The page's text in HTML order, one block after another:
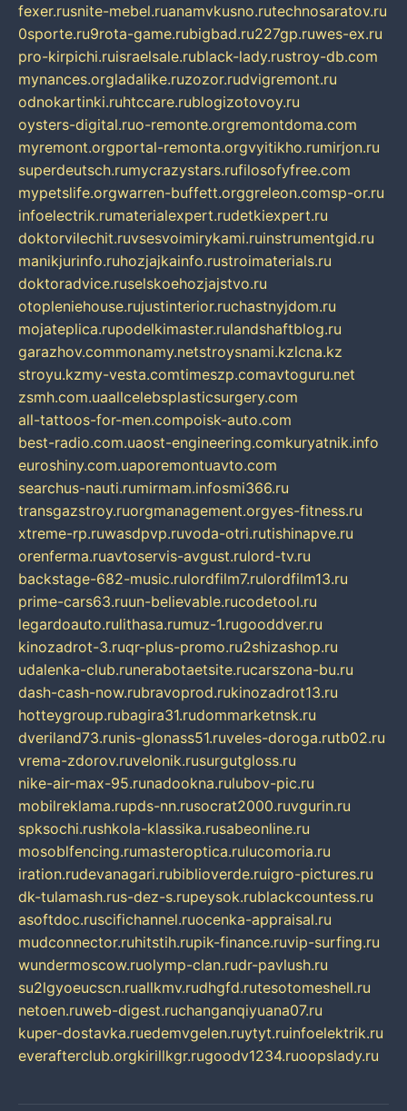
fexer.rusnite-mebel.ruanamvkusno.rutechnosaratov.ru
0sporte.ru9rota-game.rubigbad.ru227gp.ruwes-ex.ru
pro-kirpichi.ruisraelsale.rublack-lady.rustroy-db.com
mynances.orgladalike.ruzozor.rudvigremont.ru
odnokartinki.ruhtccare.rublogizotovoy.ru
oysters-digital.ruo-remonte.orgremontdoma.com
myremont.orgportal-remonta.orgvyitikho.rumirjon.ru
superdeutsch.rumycrazystars.rufilosofyfree.com
mypetslife.orgwarren-buffett.orggreleon.comsp-or.ru
infoelectrik.rumaterialexpert.rudetkiexpert.ru
doktorvilechit.ruvsesvoimirykami.ruinstrumentgid.ru
manikjurinfo.ruhozjajkainfo.rustroimaterials.ru
doktoradvice.ruselskoehozjajstvo.ru
otopleniehouse.rujustinterior.ruchastnyjdom.ru
mojateplica.rupodelkimaster.rulandshaftblog.ru
garazhov.commonamy.netstroysnami.kzlcna.kz
stroyu.kzmy-vesta.comtimeszp.comavtoguru.net
zsmh.com.uaallcelebsplasticsurgery.com
all-tattoos-for-men.compoisk-auto.com
best-radio.com.uaost-engineering.comkuryatnik.info
euroshiny.com.uaporemontuavto.com
searchus-nauti.rumirmam.infosmi366.ru
transgazstroy.ruorgmanagement.orgyes-fitness.ru
xtreme-rp.ruwasdpvp.ruvoda-otri.rutishinapve.ru
orenferma.ruavtoservis-avgust.rulord-tv.ru
backstage-682-music.rulordfilm7.rulordfilm13.ru
prime-cars63.ruun-believable.rucodetool.ru
legardoauto.rulithasa.rumuz-1.rugooddver.ru
kinozadrot-3.ruqr-plus-promo.ru2shizashop.ru
udalenka-club.runerabotaetsite.rucarszona-bu.ru
dash-cash-now.rubravoprod.rukinozadrot13.ru
hotteygroup.rubagira31.rudommarketnsk.ru
dveriland73.runis-glonass51.ruveles-doroga.rutb02.ru
vrema-zdorov.ruvelonik.rusurgutgloss.ru
nike-air-max-95.runadookna.rulubov-pic.ru
mobilreklama.rupds-nn.rusocrat2000.ruvgurin.ru
spksochi.rushkola-klassika.rusabeonline.ru
mosoblfencing.rumasteroptica.rulucomoria.ru
iration.rudevanagari.rubiblioverde.ruigro-pictures.ru
dk-tulamash.rus-dez-s.rupeysok.rublackcountess.ru
asoftdoc.ruscifichannel.ruocenka-appraisal.ru
mudconnector.ruhitstih.rupik-finance.ruvip-surfing.ru
wundermoscow.ruolymp-clan.rudr-pavlush.ru
su2lgyoeucscn.ruallkmv.rudhgfd.rutesotomeshell.ru
netoen.ruweb-digest.ruchanganqiyuana07.ru
kuper-dostavka.ruedemvgelen.ruytyt.ruinfoelektrik.ru
everafterclub.orgkirillkgr.rugoodv1234.ruoopslady.ru